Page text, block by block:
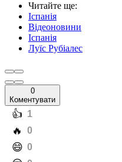
Читайте ще:
Іспанія
Відеоновини
Іспанія
Луїс Рубіалес
0
Коментувати
️👍 1
️🔥 0
️😄 0